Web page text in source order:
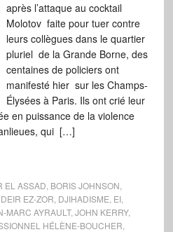
après l’attaque au cocktail
Molotov faite pour tuer contre
leurs collègues dans le quartier
pluriel de la Grande Borne, des
centaines de policiers ont
manifesté hier sur les Champs-
Élysées à Paris. Ils ont crié leur
en puissance de la violence
qui […]
EL ASSAD BORIS JOHNSON
DEIR EZ-ZOR DJIHADISME EI,
MARC AYRAULT, JOHN KERRY,
HÉLÈNE-BOUCHER